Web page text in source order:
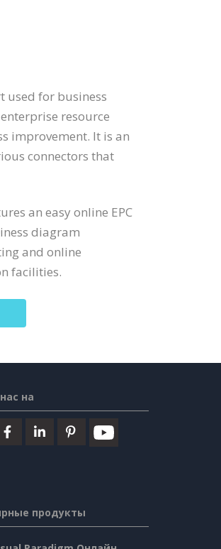
used for business
resource
improvement. It is an
connectors that
an easy online EPC
diagram
and online
facilities.
на
продукты